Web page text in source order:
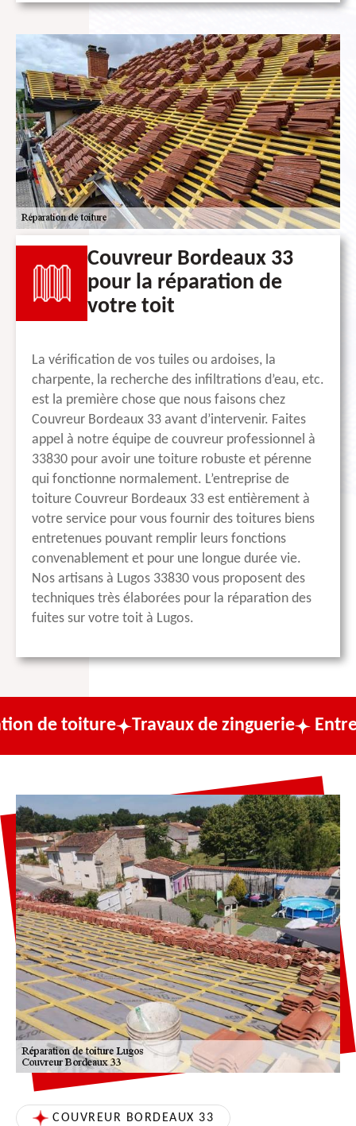
Couvreur Bordeaux 33
pour la réparation de
votre toit
La vérification de vos tuiles ou ardoises, la
charpente, la recherche des infiltrations d’eau, etc.
est la première chose que nous faisons chez
Couvreur Bordeaux 33 avant d’intervenir. Faites
appel à notre équipe de couvreur professionnel à
33830 pour avoir une toiture robuste et pérenne
qui fonctionne normalement. L’entreprise de
toiture Couvreur Bordeaux 33 est entièrement à
votre service pour vous fournir des toitures biens
entretenues pouvant remplir leurs fonctions
convenablement et pour une longue durée vie.
Nos artisans à Lugos 33830 vous proposent des
techniques très élaborées pour la réparation des
fuites sur votre toit à Lugos.
Travaux de zinguerie Entreprise de
COUVREUR BORDEAUX 33